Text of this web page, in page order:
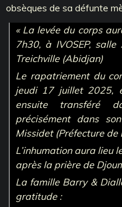
obsèques de sa défunte
« La levée du corps
7h30, à IVOSEP,
Treichville (Abidjan)
Le rapatriement du
jeudi 17 juillet 2025,
ensuite transféré
précisément dans
Missidet (Préfecture de
L’inhumation aura lieu
après la prière de
La famille Barry &
gratitude :